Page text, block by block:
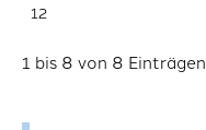
12
1 bis 8 von 8 Einträgen